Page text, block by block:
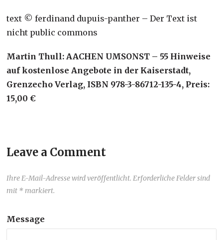
text © ferdinand dupuis-panther – Der Text ist
nicht public commons
Martin Thull: AACHEN UMSONST – 55 Hinweise
auf kostenlose Angebote in der Kaiserstadt,
Grenzecho Verlag, ISBN 978-3-86712-135-4, Preis:
15,00 €
Leave a Comment
Ihre E-Mail-Adresse wird veröffentlicht. Erforderliche Felder sind
mit * markiert.
Message